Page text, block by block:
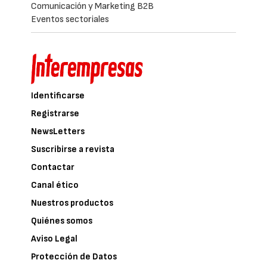
Comunicación y Marketing B2B
Eventos sectoriales
Identificarse
Registrarse
NewsLetters
Suscribirse a revista
Contactar
Canal ético
Nuestros productos
Quiénes somos
Aviso Legal
Protección de Datos